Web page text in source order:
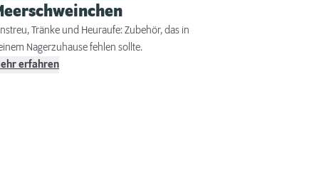
Tränke und Heuraufe: Zubehör, das in
Nagerzuhause fehlen sollte.
erfahren